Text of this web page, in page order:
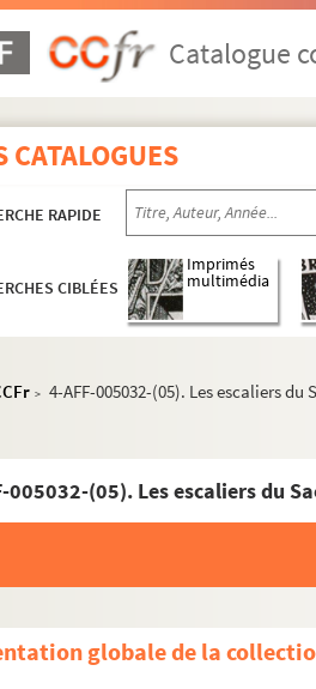
Catalogue
CATALOGUES
RAPIDE
CIBLÉES
Imprimés
multimédia
> 4-AFF-005032-(05). Les escaliers
005032-(05). Les escaliers du
globale de la